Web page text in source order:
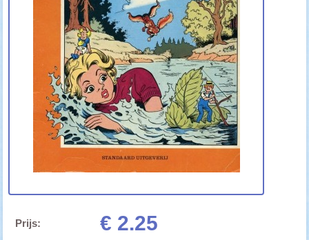
Prijs: € 2.25